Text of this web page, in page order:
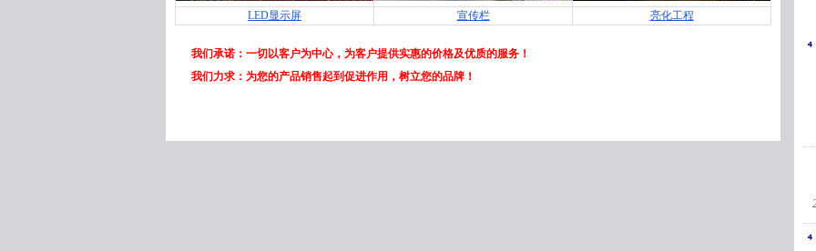
LED显示屏 宣传栏 亮化工程
我们承诺：一切以客户为中心，为客户提供实惠的价格及优质的服务！
我们力求：为您的产品销售起到促进作用，树立您的品牌！